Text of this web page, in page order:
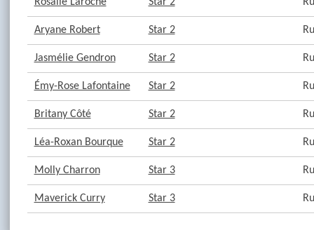
Aryane Robert Star 2
Jasmélie Gendron Star 2
Émy-Rose Lafontaine Star 2
Britany Côté Star 2
Léa-Roxan Bourque Star 2
Molly Charron Star 3
Maverick Curry Star 3